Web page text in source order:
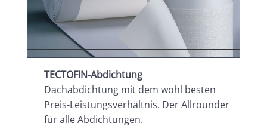
TECTOFIN-Abdichtung
Dachabdichtung mit dem wohl besten
Preis-­Leistungs­verhältnis. Der Allrounder
für alle Abdichtungen.